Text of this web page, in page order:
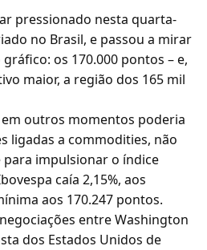
pressionado nesta quarta-
no Brasil, e passou a mirar
os 170.000 pontos – e,
maior, a região dos 165 mil
outros momentos poderia
ligadas a commodities, não
impulsionar o índice
caía 2,15%, aos
aos 170.247 pontos.
entre Washington
dos Estados Unidos de